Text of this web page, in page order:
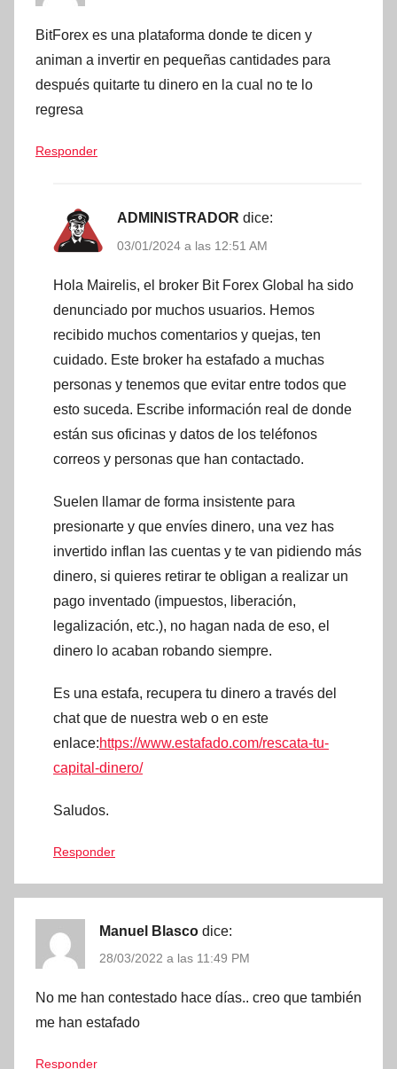
BitForex es una plataforma donde te dicen y
animan a invertir en pequeñas cantidades para
después quitarte tu dinero en la cual no te lo
regresa
Responder
ADMINISTRADOR dice:
03/01/2024 a las 12:51 AM
Hola Mairelis, el broker Bit Forex Global ha sido
denunciado por muchos usuarios. Hemos
recibido muchos comentarios y quejas, ten
cuidado. Este broker ha estafado a muchas
personas y tenemos que evitar entre todos que
esto suceda. Escribe información real de donde
están sus oficinas y datos de los teléfonos
correos y personas que han contactado.
Suelen llamar de forma insistente para
presionarte y que envíes dinero, una vez has
invertido inflan las cuentas y te van pidiendo más
dinero, si quieres retirar te obligan a realizar un
pago inventado (impuestos, liberación,
legalización, etc.), no hagan nada de eso, el
dinero lo acaban robando siempre.
Es una estafa, recupera tu dinero a través del
chat que de nuestra web o en este
enlace:https://www.estafado.com/rescata-tu-
capital-dinero/
Saludos.
Responder
Manuel Blasco dice:
28/03/2022 a las 11:49 PM
No me han contestado hace días.. creo que también
me han estafado
Responder